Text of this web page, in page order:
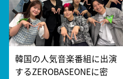
韓国の人気音楽番組に出演
するZEROBASEONEに密